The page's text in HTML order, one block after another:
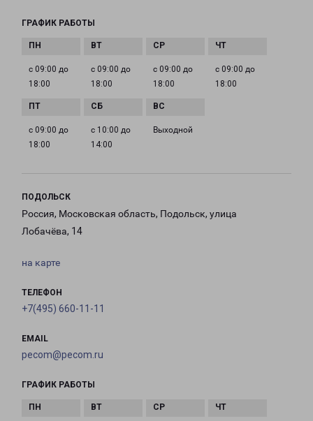
ГРАФИК РАБОТЫ
с 09:00 до
18:00
с 09:00 до
18:00
с 09:00 до
18:00
с 09:00 до
18:00
с 09:00 до
18:00
с 10:00 до
14:00
Выходной
ПОДОЛЬСК
Россия, Московская область, Подольск, улица
Лобачёва, 14
на карте
ТЕЛЕФОН
+7(495) 660-11-11
EMAIL
pecom@pecom.ru
ГРАФИК РАБОТЫ